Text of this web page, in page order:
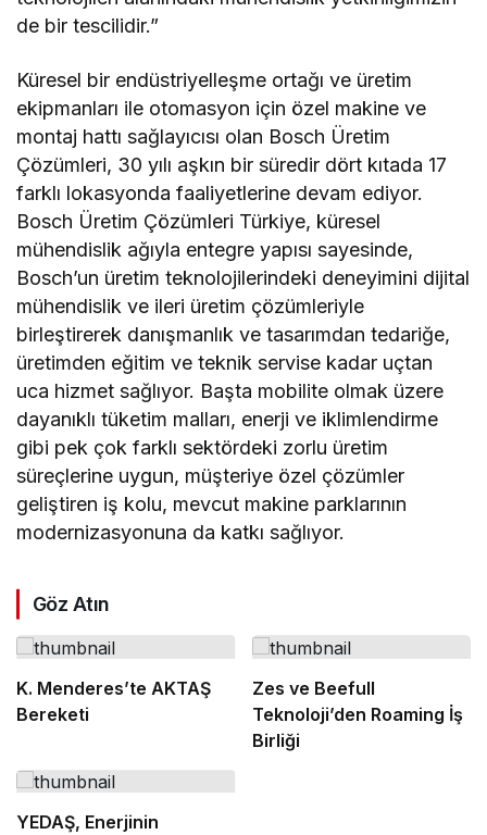
de bir tescilidir.”
Küresel bir endüstriyelleşme ortağı ve üretim
ekipmanları ile otomasyon için özel makine ve
montaj hattı sağlayıcısı olan Bosch Üretim
Çözümleri, 30 yılı aşkın bir süredir dört kıtada 17
farklı lokasyonda faaliyetlerine devam ediyor.
Bosch Üretim Çözümleri Türkiye, küresel
mühendislik ağıyla entegre yapısı sayesinde,
Bosch’un üretim teknolojilerindeki deneyimini dijital
mühendislik ve ileri üretim çözümleriyle
birleştirerek danışmanlık ve tasarımdan tedariğe,
üretimden eğitim ve teknik servise kadar uçtan
uca hizmet sağlıyor. Başta mobilite olmak üzere
dayanıklı tüketim malları, enerji ve iklimlendirme
gibi pek çok farklı sektördeki zorlu üretim
süreçlerine uygun, müşteriye özel çözümler
geliştiren iş kolu, mevcut makine parklarının
modernizasyonuna da katkı sağlıyor.
Göz Atın
K. Menderes’te AKTAŞ
Bereketi
Zes ve Beefull
Teknoloji’den Roaming İş
Birliği
YEDAŞ, Enerjinin